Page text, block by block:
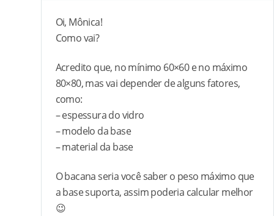
Oi, Mônica!
Como vai?
Acredito que, no mínimo 60×60 e no máximo
80×80, mas vai depender de alguns fatores,
como:
– espessura do vidro
– modelo da base
– material da base
O bacana seria você saber o peso máximo que
a base suporta, assim poderia calcular melhor
😉